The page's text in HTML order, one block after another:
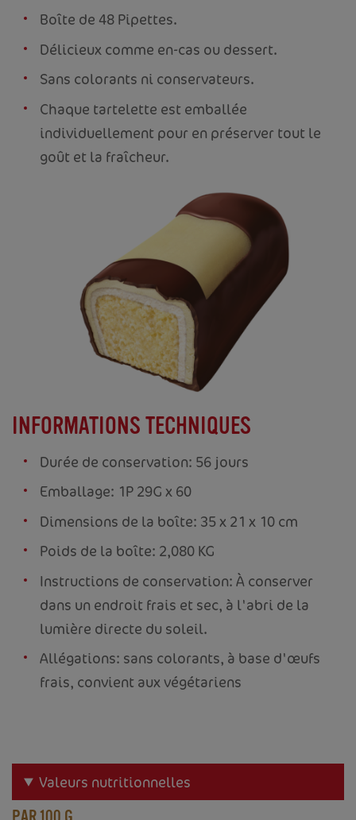
Boîte de 48 Pipettes.
Délicieux comme en-cas ou dessert.
Sans colorants ni conservateurs.
Chaque tartelette est emballée
individuellement pour en préserver tout le
goût et la fraîcheur.
INFORMATIONS TECHNIQUES
Durée de conservation: 56 jours
Emballage: 1P 29G x 60
Dimensions de la boîte: 35 x 21 x 10 cm
Poids de la boîte: 2,080 KG
Instructions de conservation: À conserver
dans un endroit frais et sec, à l'abri de la
lumière directe du soleil.
Allégations: sans colorants, à base d'œufs
frais, convient aux végétariens
Valeurs nutritionnelles
PAR 100 G